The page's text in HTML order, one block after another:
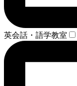
英会話・語学教室